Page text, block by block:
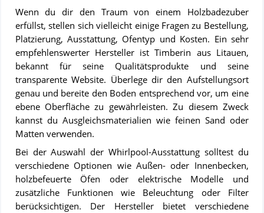
Badezuber
- Planung,
Aufbau &
Test
Wie man
einen
Badezuber
richtig
anheizt
Wenn du dir den Traum von einem Holzbadezuber
erfüllst, stellen sich vielleicht einige Fragen zu Bestellung,
Platzierung, Ausstattung, Ofentyp und Kosten. Ein sehr
empfehlenswerter Hersteller ist Timberin aus Litauen,
bekannt für seine Qualitätsprodukte und seine
transparente Website. Überlege dir den Aufstellungsort
genau und bereite den Boden entsprechend vor, um eine
ebene Oberfläche zu gewährleisten. Zu diesem Zweck
kannst du Ausgleichsmaterialien wie feinen Sand oder
Matten verwenden.
Bei der Auswahl der Whirlpool-Ausstattung solltest du
verschiedene Optionen wie Außen- oder Innenbecken,
holzbefeuerte Öfen oder elektrische Modelle und
zusätzliche Funktionen wie Beleuchtung oder Filter
berücksichtigen. Der Hersteller bietet verschiedene